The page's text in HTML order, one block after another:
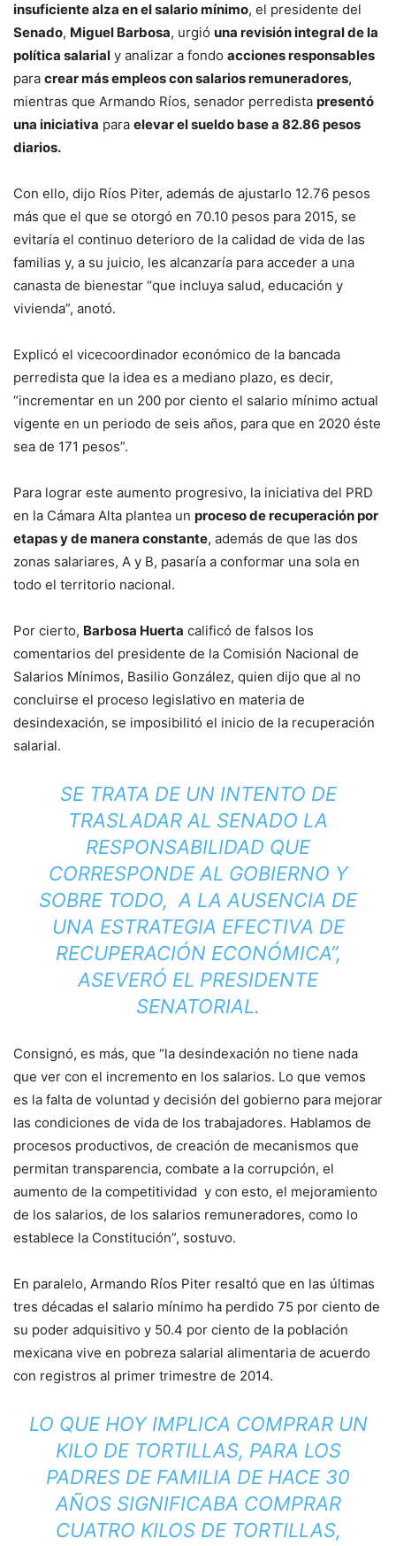
insuficiente alza en el salario mínimo, el presidente del
Senado, Miguel Barbosa, urgió una revisión integral de la
política salarial y analizar a fondo acciones responsables
para crear más empleos con salarios remuneradores,
mientras que Armando Ríos, senador perredista presentó
una iniciativa para elevar el sueldo base a 82.86 pesos
diarios.
Con ello, dijo Ríos Piter, además de ajustarlo 12.76 pesos
más que el que se otorgó en 70.10 pesos para 2015, se
evitaría el continuo deterioro de la calidad de vida de las
familias y, a su juicio, les alcanzaría para acceder a una
canasta de bienestar “que incluya salud, educación y
vivienda”, anotó.
Explicó el vicecoordinador económico de la bancada
perredista que la idea es a mediano plazo, es decir,
“incrementar en un 200 por ciento el salario mínimo actual
vigente en un periodo de seis años, para que en 2020 éste
sea de 171 pesos”.
Para lograr este aumento progresivo, la iniciativa del PRD
en la Cámara Alta plantea un proceso de recuperación por
etapas y de manera constante, además de que las dos
zonas salariares, A y B, pasaría a conformar una sola en
todo el territorio nacional.
Por cierto, Barbosa Huerta calificó de falsos los
comentarios del presidente de la Comisión Nacional de
Salarios Mínimos, Basilio González, quien dijo que al no
concluirse el proceso legislativo en materia de
desindexación, se imposibilitó el inicio de la recuperación
salarial.
SE TRATA DE UN INTENTO DE
TRASLADAR AL SENADO LA
RESPONSABILIDAD QUE
CORRESPONDE AL GOBIERNO Y
SOBRE TODO, A LA AUSENCIA DE
UNA ESTRATEGIA EFECTIVA DE
RECUPERACIÓN ECONÓMICA”,
ASEVERÓ EL PRESIDENTE
SENATORIAL.
Consignó, es más, que “la desindexación no tiene nada
que ver con el incremento en los salarios. Lo que vemos
es la falta de voluntad y decisión del gobierno para mejorar
las condiciones de vida de los trabajadores. Hablamos de
procesos productivos, de creación de mecanismos que
permitan transparencia, combate a la corrupción, el
aumento de la competitividad y con esto, el mejoramiento
de los salarios, de los salarios remuneradores, como lo
establece la Constitución”, sostuvo.
En paralelo, Armando Ríos Piter resaltó que en las últimas
tres décadas el salario mínimo ha perdido 75 por ciento de
su poder adquisitivo y 50.4 por ciento de la población
mexicana vive en pobreza salarial alimentaria de acuerdo
con registros al primer trimestre de 2014.
LO QUE HOY IMPLICA COMPRAR UN
KILO DE TORTILLAS, PARA LOS
PADRES DE FAMILIA DE HACE 30
AÑOS SIGNIFICABA COMPRAR
CUATRO KILOS DE TORTILLAS,